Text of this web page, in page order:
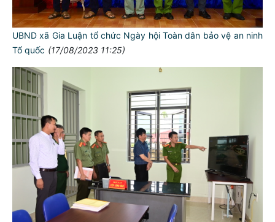
UBND xã Gia Luận tổ chức Ngày hội Toàn dân bảo vệ an ninh
Tổ quốc (17/08/2023 11:25)